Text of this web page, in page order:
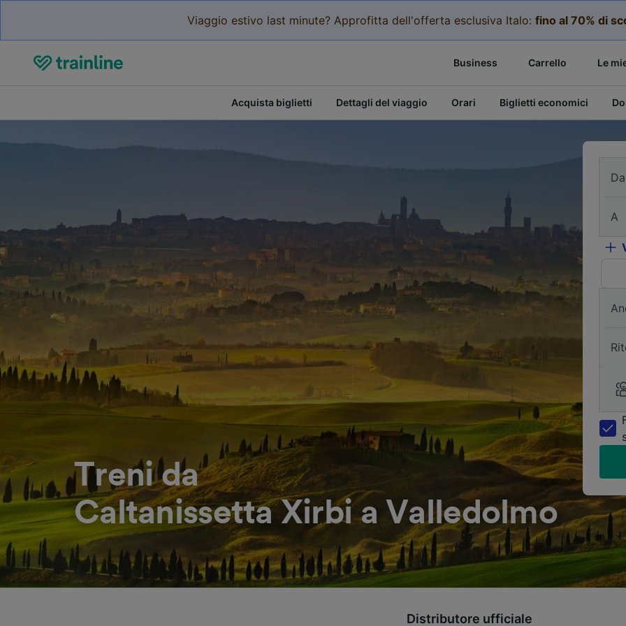
Viaggio estivo last minute? Approfitta dell'offerta esclusiva Italo: fino al 70% di
Business Carrello Le
Acquista biglietti Dettagli del viaggio Orari Biglietti economici
Treni da
Caltanissetta Xirbi a Valledolmo
Da
A
Distributore ufficiale